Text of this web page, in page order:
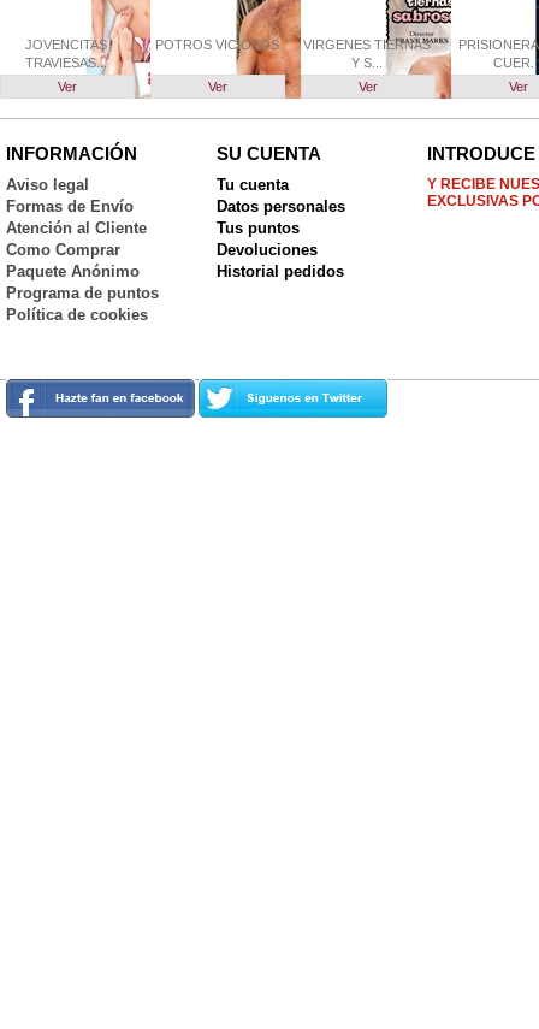
JOVENCITAS
TRAVIESAS...
Ver
POTROS VICIOSOS
Ver
VIRGENES TIERNAS
Y S...
Ver
Ver
INFORMACIÓN
Aviso legal
Formas de Envío
Atención al Cliente
Como Comprar
Paquete Anónimo
Programa de puntos
Política de cookies
SU CUENTA
Tu cuenta
Datos personales
Tus puntos
Devoluciones
Historial pedidos
Y RECIBE
EXCLUSIVAS